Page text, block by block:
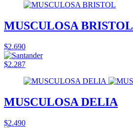
MUSCULOSA BRISTOL
$2.690
$2.287
MUSCULOSA DELIA
$2.490